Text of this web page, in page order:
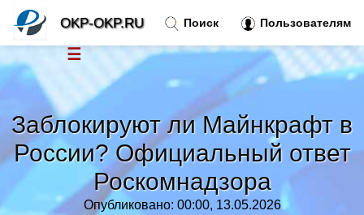
Заблокируют ли Майнкрафт в
России? Официальный ответ
Роскомнадзора
Опубликовано: 00:00, 13.05.2026
Поиск Пользователям
OKP-OKP.RU
☰
Новости
Тренды новостей»
»